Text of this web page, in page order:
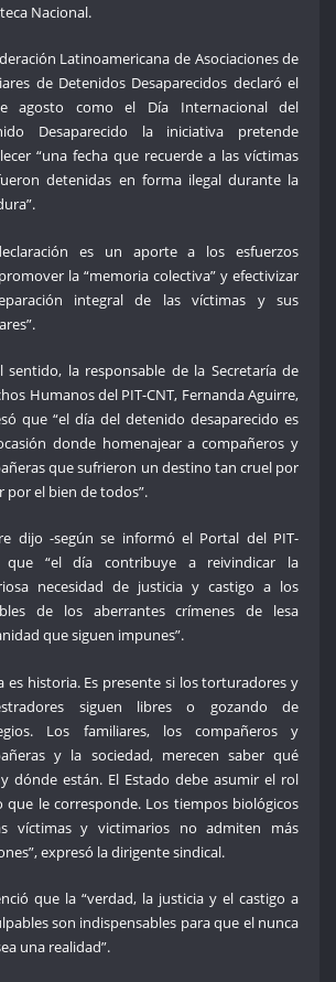
Nacional.
Latinoamericana de Asociaciones de
de Detenidos Desaparecidos declaró el
agosto como el Día Internacional del
Desaparecido la iniciativa pretende
“una fecha que recuerde a las víctimas
detenidas en forma ilegal durante la
es un aporte a los esfuerzos
la “memoria colectiva” y efectivizar
integral de las víctimas y sus
sentido, la responsable de la Secretaría de
Humanos del PIT-CNT, Fernanda Aguirre,
que “el día del detenido desaparecido es
donde homenajear a compañeros y
que sufrieron un destino tan cruel por
por el bien de todos”.
dijo -según se informó el Portal del PIT-
que “el día contribuye a reivindicar la
necesidad de justicia y castigo a los
de los aberrantes crímenes de lesa
que siguen impunes”.
es historia. Es presente si los torturadores y
siguen libres o gozando de
Los familiares, los compañeros y
y la sociedad, merecen saber qué
dónde están. El Estado debe asumir el rol
que le corresponde. Los tiempos biológicos
víctimas y victimarios no admiten más
expresó la dirigente sindical.
que la “verdad, la justicia y el castigo a
son indispensables para que el nunca
una realidad”.